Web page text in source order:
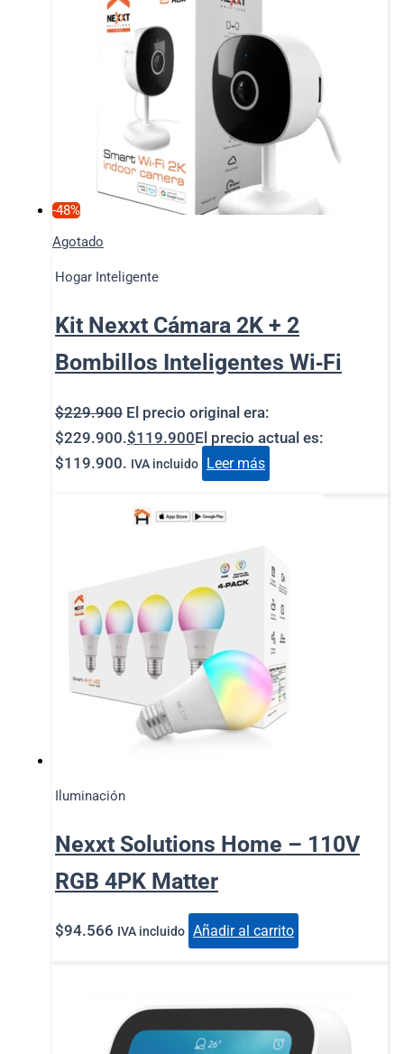
-48%
Agotado
Hogar Inteligente
Kit Nexxt Cámara 2K + 2
Bombillos Inteligentes Wi‑Fi
$229.900 El precio original era:
$229.900.$119.900El precio actual es:
$119.900. IVA incluido Leer más
Iluminación
Nexxt Solutions Home – 110V
RGB 4PK Matter
$94.566 IVA incluido Añadir al carrito